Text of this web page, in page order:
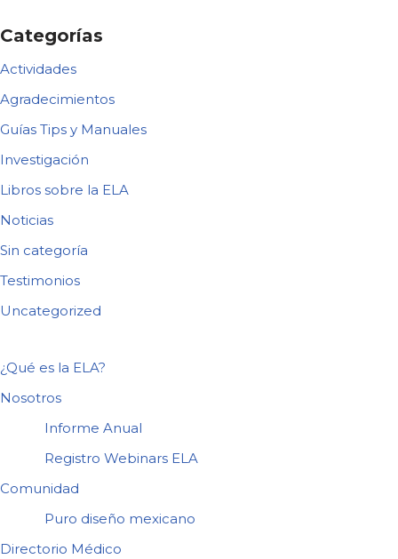
Categorías
Actividades
Agradecimientos
Guías Tips y Manuales
Investigación
Libros sobre la ELA
Noticias
Sin categoría
Testimonios
Uncategorized
¿Qué es la ELA?
Nosotros
Informe Anual
Registro Webinars ELA
Comunidad
Puro diseño mexicano
Directorio Médico